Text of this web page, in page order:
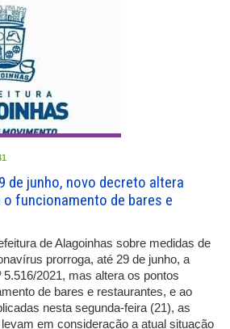
de junho, novo decreto altera
funcionamento de bares e
de Alagoinhas sobre medidas de
prorroga, até 29 de junho, a
5.516/2021, mas altera os pontos
de bares e restaurantes, e ao
nesta segunda-feira (21), as
em consideração a atual situação